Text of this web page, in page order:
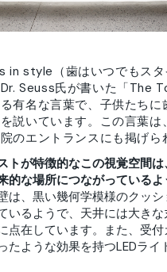
in style（歯はいつでもス
Seuss氏が書いた「The
有名な言葉で、子供たちに
説いています。この言葉は
のエントランスにも掲げら
トが特徴的なこの視覚空間
的な場所につながっているよ
は、黒い幾何学模様のクッシ
いるようで、天井には大きな
点在しています。また、受
たような効果を持つLEDライ